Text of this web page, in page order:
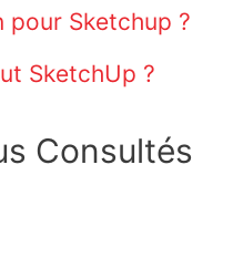
pour Sketchup ?
SketchUp ?
Consultés